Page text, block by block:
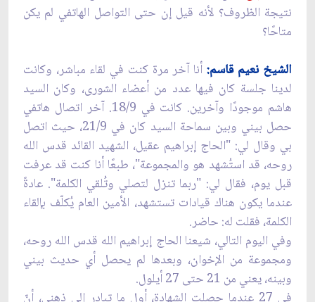
نتيجة الظروف؟ لأنه قيل إن حتى التواصل الهاتفي لم يكن
متاحًا؟
الشيخ نعيم قاسم: أنا آخر مرة كنت في لقاء مباشر، وكانت
لدينا جلسة كان فيها عدد من أعضاء الشورى، وكان السيد
هاشم موجودًا وآخرين. كانت في 18/9. آخر اتصال هاتفي
حصل بيني وبين سماحة السيد كان في 21/9، حيث اتصل
بي وقال لي: "الحاج إبراهيم عقيل، الشهيد القائد قدس الله
روحه، قد استُشهد هو والمجموعة"، طبعًا أنا كنت قد عرفت
قبل يوم، فقال لي: "ربما تنزل لتصلي وتُلقي الكلمة". عادةً
عندما يكون هناك قيادات تستشهد، الأمين العام يُكلّف بإلقاء
الكلمة، فقلت له: حاضر.
وفي اليوم التالي، شيعنا الحاج إبراهيم الله قدس الله روحه،
ومجموعة من الإخوان، وبعدها لم يحصل أي حديث بيني
وبينه، يعني من 21 حتى 27 أيلول.